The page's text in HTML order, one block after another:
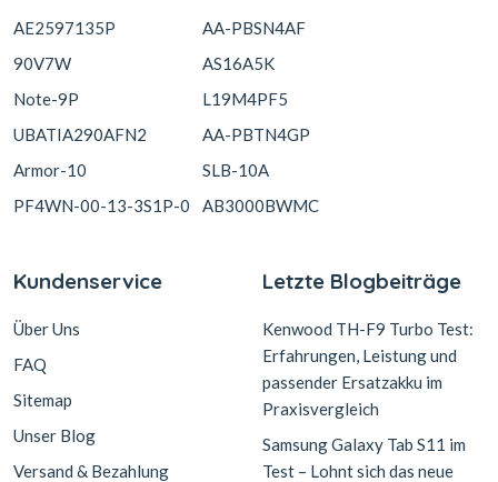
AE2597135P
90V7W
Note-9P
UBATIA290AFN2
Armor-10
PF4WN-00-13-3S1P-0
AA-PBSN4AF
AS16A5K
L19M4PF5
AA-PBTN4GP
SLB-10A
AB3000BWMC
Kundenservice
Über Uns
FAQ
Sitemap
Unser Blog
Versand & Bezahlung
Letzte Blogbeiträge
Kenwood TH-F9 Turbo Test:
Erfahrungen, Leistung und
passender Ersatzakku im
Praxisvergleich
Samsung Galaxy Tab S11 im
Test – Lohnt sich das neue